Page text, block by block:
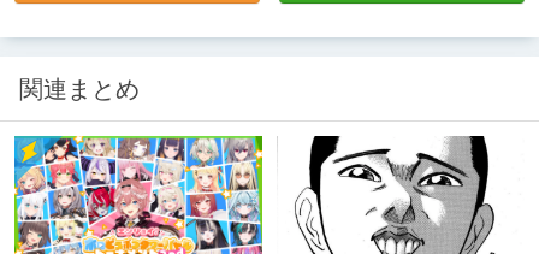
関連まとめ